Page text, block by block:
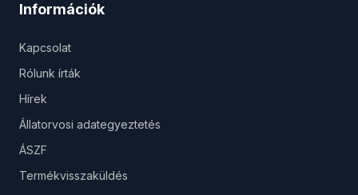
Információk
Kapcsolat
Rólunk írták
Hírek
Állatorvosi adategyeztetés
ÁSZF
Termékvisszaküldés